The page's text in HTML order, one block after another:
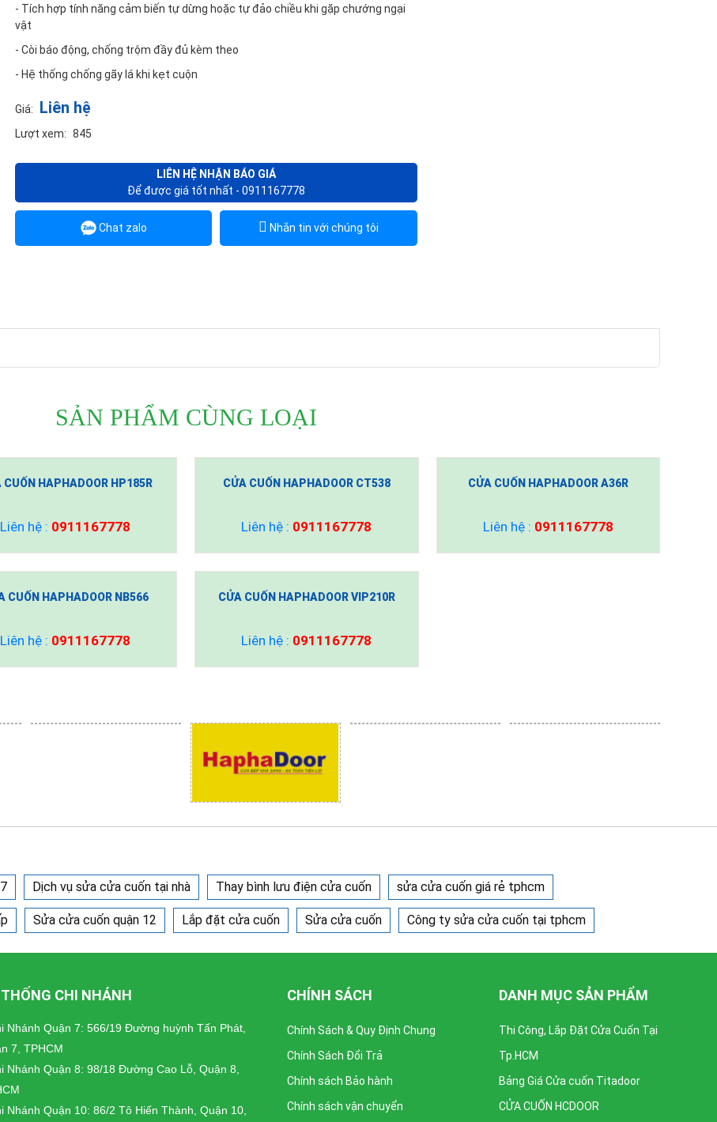
- Tích hợp tính năng cảm biến tự dừng hoặc tự đảo chiều khi gặp chướng ngại
vật
- Còi báo động, chống trộm đầy đủ kèm theo
- Hệ thống chống gãy lá khi kẹt cuộn
Giá: Liên hệ
Lượt xem: 845
LIÊN HỆ NHẬN BÁO GIÁ
Để được giá tốt nhất - 0911167778
Chat zalo Nhắn tin với chúng tôi
SẢN PHẨM CÙNG LOẠI
CUỐN HAPHADOOR HP185R
Liên hệ : 0911167778
CỬA CUỐN HAPHADOOR CT538
Liên hệ : 0911167778
CỬA CUỐN HAPHADOOR A36R
Liên hệ : 0911167778
CUỐN HAPHADOOR NB566
Liên hệ : 0911167778
CỬA CUỐN HAPHADOOR VIP210R
Liên hệ : 0911167778
Dịch vụ sửa cửa cuốn tại nhà Thay bình lưu điện cửa cuốn sửa cửa cuốn giá rẻ tphcm
Sửa cửa cuốn quận 12 Lắp đặt cửa cuốn Sửa cửa cuốn Công ty sửa cửa cuốn tại tphcm
THỐNG CHI NHÁNH
Nhánh Quận 7: 566/19 Đường huỳnh Tấn Phát,
7, TPHCM
Nhánh Quận 8: 98/18 Đường Cao Lỗ, Quận 8,
Nhánh Quận 10: 86/2 Tô Hiến Thành, Quận 10,
CHÍNH SÁCH
Chính Sách & Quy Định Chung
Chính Sách Đổi Trả
Chính sách Bảo hành
Chính sách vận chuyển
DANH MỤC SẢN PHẨM
Thi Công, Lắp Đặt Cửa Cuốn Tại
Tp.HCM
Bảng Giá Cửa cuốn Titadoor
CỬA CUỐN HCDOOR